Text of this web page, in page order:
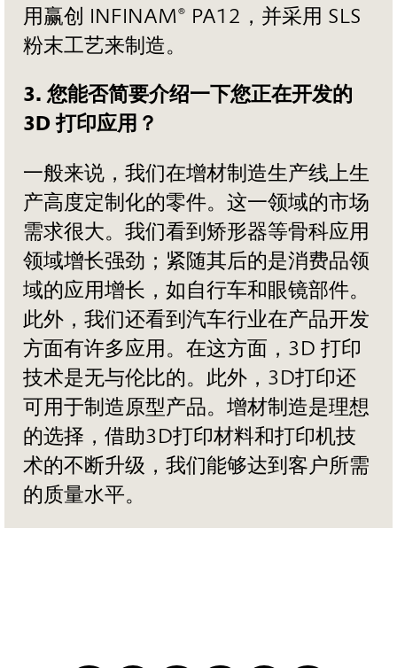
用赢创 INFINAM® PA12，并采用 SLS
粉末工艺来制造。
3. 您能否简要介绍一下您正在开发的
3D 打印应用？
一般来说，我们在增材制造生产线上生
产高度定制化的零件。这一领域的市场
需求很大。我们看到矫形器等骨科应用
领域增长强劲；紧随其后的是消费品领
域的应用增长，如自行车和眼镜部件。
此外，我们还看到汽车行业在产品开发
方面有许多应用。在这方面，3D 打印
技术是无与伦比的。此外，3D打印还
可用于制造原型产品。增材制造是理想
的选择，借助3D打印材料和打印机技
术的不断升级，我们能够达到客户所需
的质量水平。